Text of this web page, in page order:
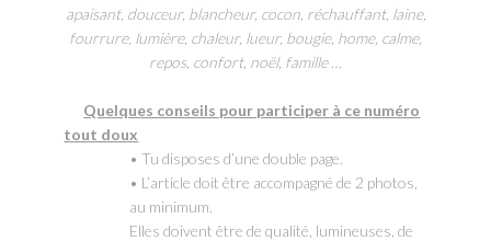
apaisant, douceur, blancheur, cocon, réchauffant, laine,
fourrure, lumière, chaleur, lueur, bougie, home, calme,
repos, confort, noël, famille …
Quelques conseils pour participer à ce numéro
tout doux
• Tu disposes d’une double page.
• L’article doit être accompagné de 2 photos,
au minimum.
Elles doivent être de qualité, lumineuses, de